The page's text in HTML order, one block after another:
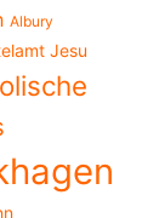
Albury
Jesu